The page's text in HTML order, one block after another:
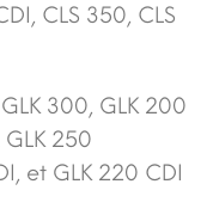
CLS 350, CLS
300, GLK 200
250
et GLK 220 CDI